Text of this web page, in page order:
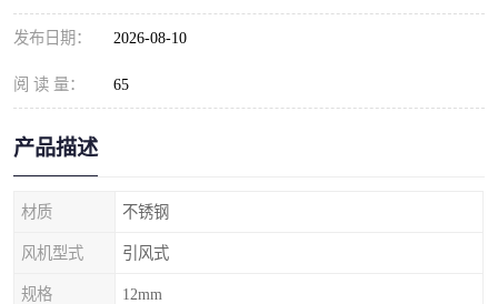
发布日期： 2026-08-10
阅 读 量： 65
产品描述
材质 不锈钢
风机型式 引风式
规格 12mm